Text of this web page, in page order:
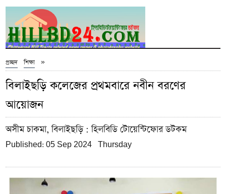
প্রচ্ছদ »
শিক্ষা
বিলাইছড়ি কলেজের প্রথমবারে নবীন বরণের
আয়োজন
অসীম চাকমা, বিলাইছড়ি: হিলবিডি টোয়েন্টিফোর ডটকম
Published: 05 Sep 2024 Thursday